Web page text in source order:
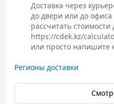
Доставка через
до двери или до
рассчитать стоимости
https://cdek.kz/
или просто напишите
Регионы доставки